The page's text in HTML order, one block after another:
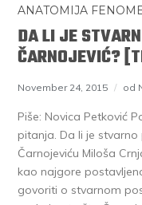
ANATOMIJA
DA LI JE
ČARNOJEVIĆ?
November 24, 2015 od
Piše: Novica Petković
pitanja. Da li je
Čarnojeviću Miloša
kao najgore
govoriti o stvarnom